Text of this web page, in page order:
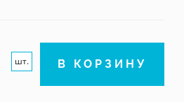
шт. В КОРЗИНУ